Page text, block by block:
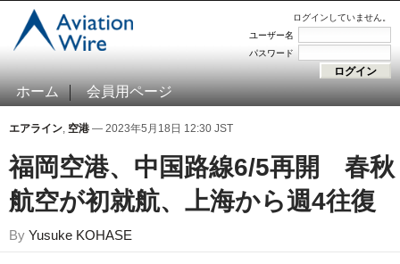
ログインしていません。
ユーザー名
パスワード
ホーム 会員用ページ
エアライン, 空港 — 2023年5月18日 12:30 JST
福岡空港、中国路線6/5再開 春秋
航空が初就航、上海から週4往復
By Yusuke KOHASE